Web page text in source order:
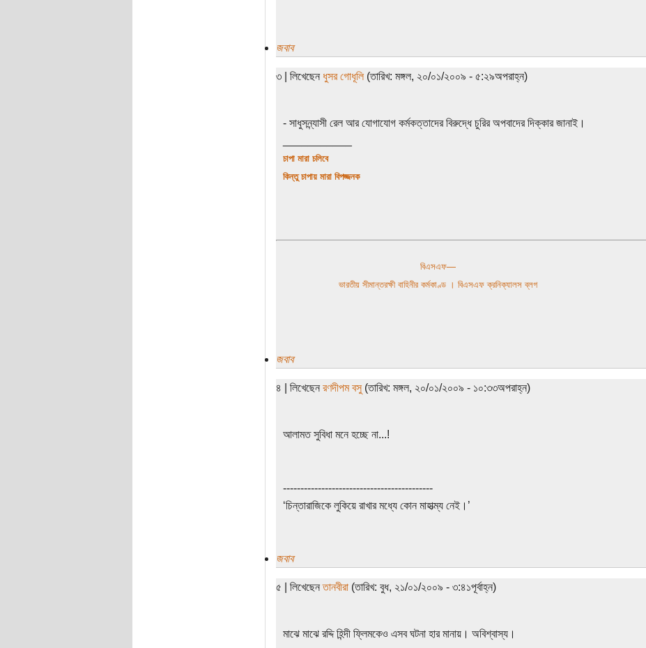
জবাব
৩ | লিখেছেন ধুসর গোধূলি(তারিখ: মঙ্গল, ২০/০১/২০০৯ - ৫:২৯অপরাহ্ন)
- সাধুসন্ন্যাসী রেল আর যোগাযোগ কর্মকত্তাদের বিরুদ্ধে চুরির অপবাদের দিক্কার জানাই।
চাপা মারা চলিবে
কিন্তু চাপায় মারা বিপজ্জনক
বিএসএফ—
ভারতীয় সীমান্তরক্ষী বাহিনীর কর্মকাণ্ড । বিএসএফ ক্রনিক্যালস ব্লগ
জবাব
৪ | লিখেছেন রণদীপম বসু(তারিখ: মঙ্গল, ২০/০১/২০০৯ - ১০:৩৩অপরাহ্ন)
আলামত সুবিধা মনে হচ্ছে না...!
-------------------------------------------
‘চিন্তারাজিকে লুকিয়ে রাখার মধ্যে কোন মাহাত্ম্য নেই।’
জবাব
৫ | লিখেছেনতানবীরা(তারিখ: বুধ, ২১/০১/২০০৯ - ৩:৪১পূর্বাহ্ন)
মাঝে মাঝে রদ্দি হিন্দী ফ্লিমকেও এসব ঘটনা হার মানায়। অবিশ্বাস্য।